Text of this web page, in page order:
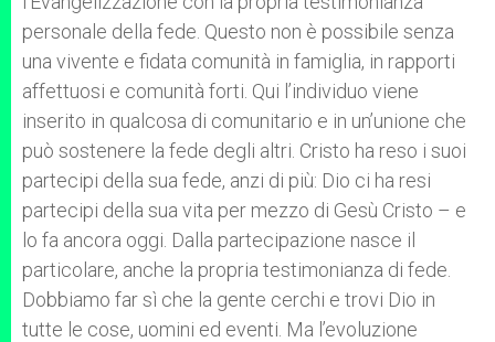
personale della fede. Questo non è possibile senza
una vivente e fidata comunità in famiglia, in rapporti
affettuosi e comunità forti. Qui l’individuo viene
inserito in qualcosa di comunitario e in un’unione che
può sostenere la fede degli altri. Cristo ha reso i suoi
partecipi della sua fede, anzi di più: Dio ci ha resi
partecipi della sua vita per mezzo di Gesù Cristo – e
lo fa ancora oggi. Dalla partecipazione nasce il
particolare, anche la propria testimonianza di fede.
Dobbiamo far sì che la gente cerchi e trovi Dio in
tutte le cose, uomini ed eventi. Ma l’evoluzione